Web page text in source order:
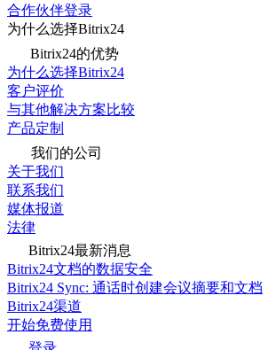
合作伙伴登录
为什么选择Bitrix24
Bitrix24的优势
为什么选择Bitrix24
客户评价
与其他解决方案比较
产品定制
我们的公司
关于我们
联系我们
媒体报道
法律
Bitrix24最新消息
Bitrix24文档的数据安全
Bitrix24 Sync: 通话时创建会议摘要和文档
Bitrix24渠道
开始免费使用